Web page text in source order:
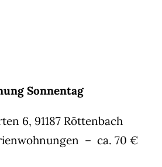
Sonnentag
6, 91187 Röttenbach
– ca. 70 €